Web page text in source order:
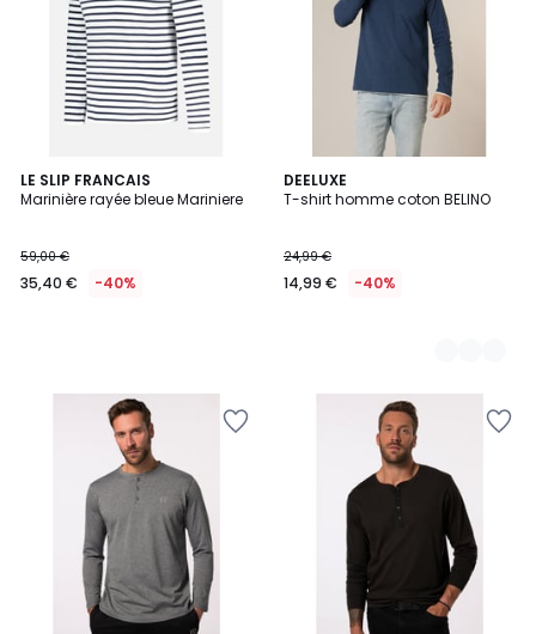
LE SLIP FRANCAIS
Marinière rayée bleue Mariniere
59,00 €
35,40 € -40%
DEELUXE
T-shirt homme coton BELINO
24,99 €
14,99 € -40%
3
Couleurs